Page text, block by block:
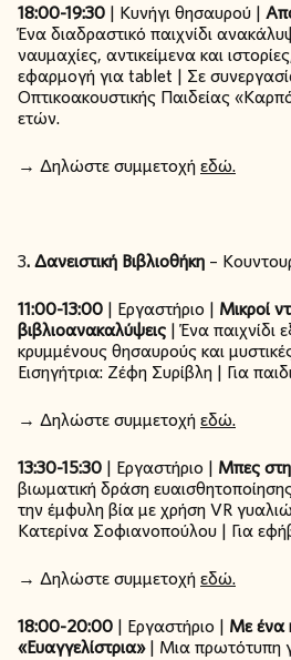
18:00-19:30 | Κυνήγι θησαυρού |
Ένα διαδραστικό παιχνίδι
ναυμαχίες, αντικείμενα και
εφαρμογή για tablet | Σε
Οπτικοακουστικής Παιδείας
ετών.
→ Δηλώστε συμμετοχήεδώ.
3. Δανειστική Βιβλιοθήκη –
11:00-13:00 | Εργαστήριο | Μικροί
βιβλιοανακαλύψεις | Ένα παιχνίδι
κρυμμένους θησαυρούς και
Εισηγήτρια: Ζέφη Συρίβλη | Για
→ Δηλώστε συμμετοχήεδώ.
13:30-15:30 | Εργαστήριο | Μπες
βιωματική δράση
την έμφυλη βία με χρήση VR
Κατερίνα Σοφιανοπούλου | Για
→ Δηλώστε συμμετοχήεδώ.
18:00-20:00 | Εργαστήριο | Με ένα
«Ευαγγελίστρια»| Μια πρωτότυπη